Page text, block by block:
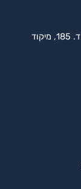
כתובת: שד' הרצוג, א.ת. קורן, מעלות תרשיחא, ת.ד. 185, מיקוד